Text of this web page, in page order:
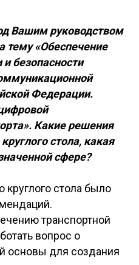
Вашим руководством
тему «Обеспечение
и безопасности
Федерации.
Какие решения
стола, какая
сфере?
круглого стола было
транспортной
вопрос о
основы для создания